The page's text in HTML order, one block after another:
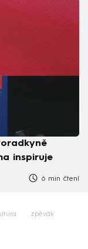
inspiruje
6 min čtení
zpěvák